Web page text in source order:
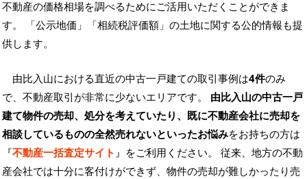
不動産の価格相場を調べるためにご活用いただくことができま
す。
「公示地価」「相続税評価額」の土地に関する公的情報も提
供します。
由比入山における直近の中古一戸建ての取引事例は4件のみ
で、不動産取引が非常に少ないエリアです。 由比入山の中古一戸
建て物件の売却、処分を考えていたり、既に不動産会社に売却を
相談しているものの全然売れないといったお悩みをお持ちの方は
『不動産一括査定サイト 』をご利用ください。 従来、地方の不動
産会社では十分に客付けができず、物件の売却が難しかったり売